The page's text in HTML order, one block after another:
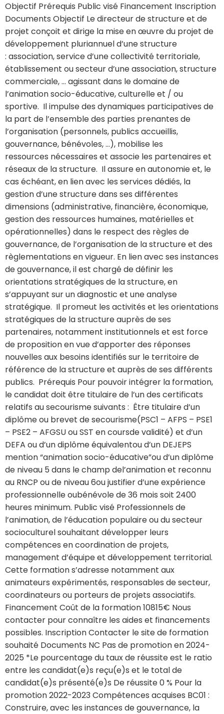
Objectif Prérequis Public visé Financement Inscription
Documents Objectif Le directeur de structure et de
projet conçoit et dirige la mise en œuvre du projet de
développement pluriannuel d’une structure
: association, service d’une collectivité territoriale,
établissement ou secteur d’une association, structure
commerciale, … agissant dans le domaine de
l’animation socio-éducative, culturelle et / ou
sportive. Il impulse des dynamiques participatives de
la part de l’ensemble des parties prenantes de
l’organisation (personnels, publics accueillis,
gouvernance, bénévoles, …), mobilise les
ressources nécessaires et associe les partenaires et
réseaux de la structure. Il assure en autonomie et, le
cas échéant, en lien avec les services dédiés, la
gestion d’une structure dans ses différentes
dimensions (administrative, financière, économique,
gestion des ressources humaines, matérielles et
opérationnelles) dans le respect des règles de
gouvernance, de l’organisation de la structure et des
règlementations en vigueur. En lien avec ses instances
de gouvernance, il est chargé de définir les
orientations stratégiques de la structure, en
s’appuyant sur un diagnostic et une analyse
stratégique. Il promeut les activités et les orientations
stratégiques de la structure auprès de ses
partenaires, notamment institutionnels et est force
de proposition en vue d’apporter des réponses
nouvelles aux besoins identifiés sur le territoire de
référence de la structure et auprès de ses différents
publics. Prérequis Pour pouvoir intégrer la formation,
le candidat doit être titulaire de l’un des certificats
relatifs au secourisme suivants : Être titulaire d’un
diplôme ou brevet de secourisme(PSC1 – AFPS – PSE1
– PSE2 – AFGSU ou SST en coursde validité) et d’un
DEFA ou d’un diplôme équivalentou d’un DEJEPS
mention “animation socio-éducative”ou d’un diplôme
de niveau 5 dans le champ del’animation et reconnu
au RNCP ou de niveau 6ou justifier d’une expérience
professionnelle oubénévole de 36 mois soit 2400
heures minimum. Public visé Professionnels de
l’animation, de l’éducation populaire ou du secteur
socioculturel souhaitant développer leurs
compétences en coordination de projets,
management d’équipe et développement territorial.
Cette formation s’adresse notamment aux
animateurs expérimentés, responsables de secteur,
coordinateurs ou porteurs de projets associatifs.
Financement Coût de la formation 10815€ Nous
contacter pour connaître les aides et financements
possibles. Inscription Contacter le site de formation
souhaité Documents NC Pas de promotion en 2024-
2025 *Le pourcentage du taux de réussite est le ratio
entre les candidat(e)s reçu(e)s et le total de
candidat(e)s présenté(e)s De réussite 0 % Pour la
promotion 2022-2023 Compétences acquises BC01 :
Construire, avec les instances de gouvernance, la